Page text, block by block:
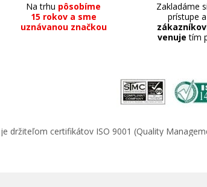
Na trhu pôsobíme
15 rokov a sme
uznávanou značkou
Zakladáme
prístupe a
venuje tím
držiteľom certifikátov ISO 9001 (Quality